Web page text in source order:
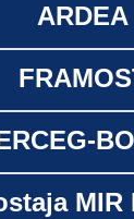
ARDEA
MIR